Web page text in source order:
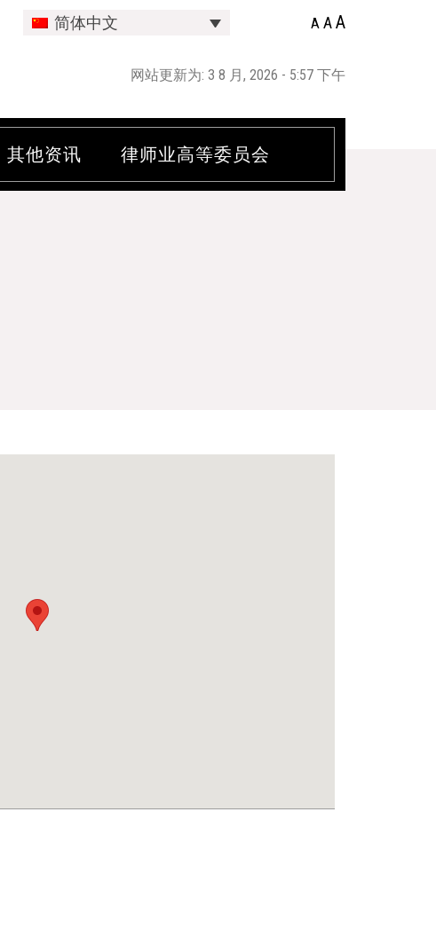
简体中文 A AA
网站更新为: 3 8 月, 2026 - 5:57 下午
其他资讯 律师业高等委员会